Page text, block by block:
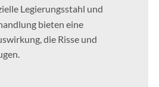
Legierungsstahl und
bieten eine
die Risse und